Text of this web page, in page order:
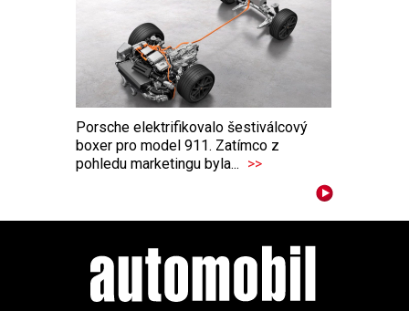
Porsche elektrifikovalo šestiválcový
boxer pro model 911. Zatímco z
pohledu marketingu byla... >>